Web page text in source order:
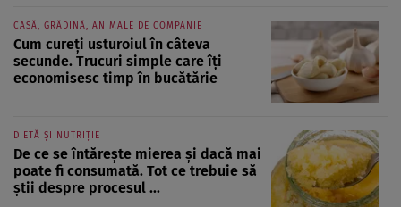
CASĂ, GRĂDINĂ, ANIMALE DE COMPANIE
Cum cureți usturoiul în câteva
secunde. Trucuri simple care îți
economisesc timp în bucătărie
DIETĂ ȘI NUTRIȚIE
De ce se întărește mierea și dacă mai
poate fi consumată. Tot ce trebuie să
știi despre procesul ...